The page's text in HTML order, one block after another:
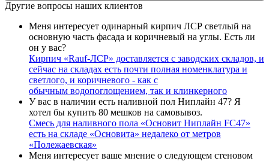
Другие вопросы наших клиентов
Меня интересует одинарный кирпич ЛСР светлый на
основную часть фасада и коричневый на углы. Есть ли
он у вас?
Кирпич «Rauf-ЛСР» доставляется с заводских складов, и
сейчас на складах есть почти полная номенклатура и
светлого, и коричневого - как с
обычным водопоглощением, так и клинкерного
У вас в наличии есть наливной пол Ниплайн 47? Я
хотел бы купить 80 мешков на самовывоз.
Смесь для наливного пола «Основит Ниплайн FC47»
есть на складе «Основита» недалеко от метров
«Полежаевская»
Меня интересует ваше мнение о следующем стеновом